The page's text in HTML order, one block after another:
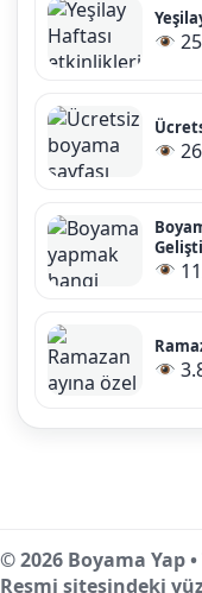
© 2026 Boyama Yap
Resmi sitesindeki